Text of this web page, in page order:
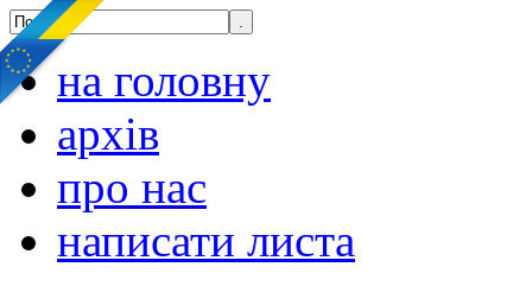
на головну
архів
про нас
написати листа